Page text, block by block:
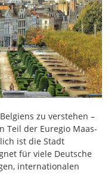
zu verstehen –
Teil der Euregio Maas-
ist die Stadt
für viele Deutsche
internationalen